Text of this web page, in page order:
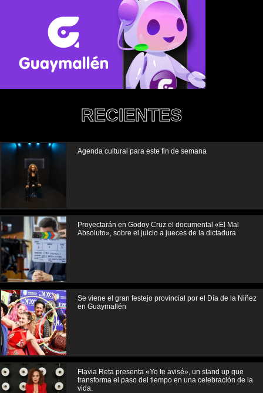
RECIENTES
Agenda cultural para este fin de semana
Proyectarán en Godoy Cruz el documental «El Mal
Absoluto», sobre el juicio a jueces de la dictadura
Se viene el gran festejo provincial por el Día de la Niñez
en Guaymallén
Flavia Reta presenta «Yo te avisé», un stand up que
transforma el paso del tiempo en una celebración de la
vida.